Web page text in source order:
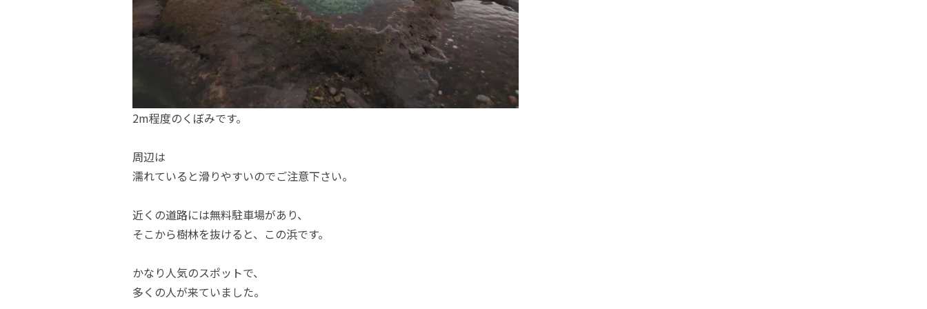
2m程度のくぼみです。
周辺は
濡れていると滑りやすいのでご注意下さい。
近くの道路には無料駐車場があり、
そこから樹林を抜けると、この浜です。
かなり人気のスポットで、
多くの人が来ていました。